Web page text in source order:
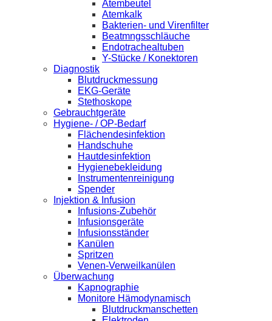
Atembeutel
Atemkalk
Bakterien- und Virenfilter
Beatmngsschläuche
Endotrachealtuben
Y-Stücke / Konektoren
Diagnostik
Blutdruckmessung
EKG-Geräte
Stethoskope
Gebrauchtgeräte
Hygiene- / OP-Bedarf
Flächendesinfektion
Handschuhe
Hautdesinfektion
Hygienebekleidung
Instrumentenreinigung
Spender
Injektion & Infusion
Infusions-Zubehör
Infusionsgeräte
Infusionsständer
Kanülen
Spritzen
Venen-Verweilkanülen
Überwachung
Kapnographie
Monitore Hämodynamisch
Blutdruckmanschetten